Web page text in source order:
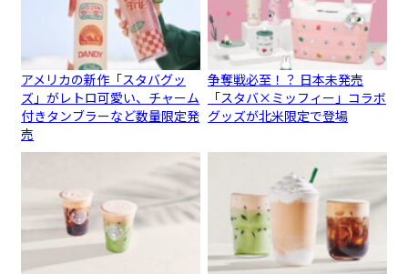
アメリカの新作「スタバグッ
ズ」がレトロ可愛い、チャーム
付きタンブラーなど数量限定発
売
争奪戦必至！？ 日本未発売
「スタバ×ミッフィー」コラボ
グッズが北米限定で登場